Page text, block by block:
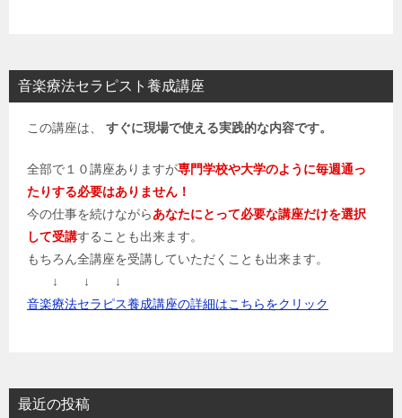
音楽療法セラピスト養成講座
この講座は、 すぐに現場で使える実践的な内容です。
全部で１０講座ありますが専門学校や大学のように毎週通っ
たりする必要はありません！
今の仕事を続けながらあなたにとって必要な講座だけを選択
して受講することも出来ます。
もちろん全講座を受講していただくことも出来ます。
↓ ↓ ↓
音楽療法セラピス養成講座の詳細はこちらをクリック
最近の投稿